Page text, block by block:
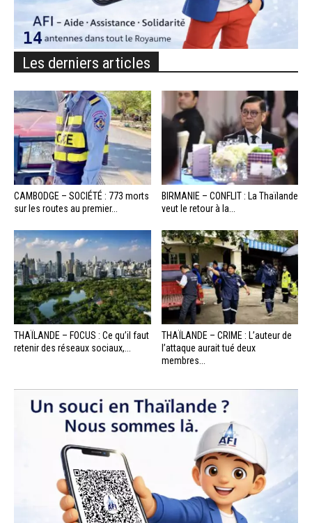
Les derniers articles
CAMBODGE – SOCIÉTÉ : 773 morts
sur les routes au premier...
BIRMANIE – CONFLIT : La Thaïlande
veut le retour à la...
THAÏLANDE – FOCUS : Ce qu’il faut
retenir des réseaux sociaux,...
THAÏLANDE – CRIME : L’auteur de
l’attaque aurait tué deux
membres...